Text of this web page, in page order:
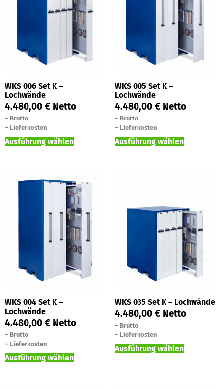
WKS 006 Set K –
Lochwände
4.480,00 € Netto
– Brutto
– Lieferkosten
Ausführung wählen
WKS 005 Set K –
Lochwände
4.480,00 € Netto
– Brutto
– Lieferkosten
Ausführung wählen
WKS 004 Set K –
Lochwände
4.480,00 € Netto
– Brutto
– Lieferkosten
Ausführung wählen
WKS 035 Set K – Lochwände
4.480,00 € Netto
– Brutto
– Lieferkosten
Ausführung wählen